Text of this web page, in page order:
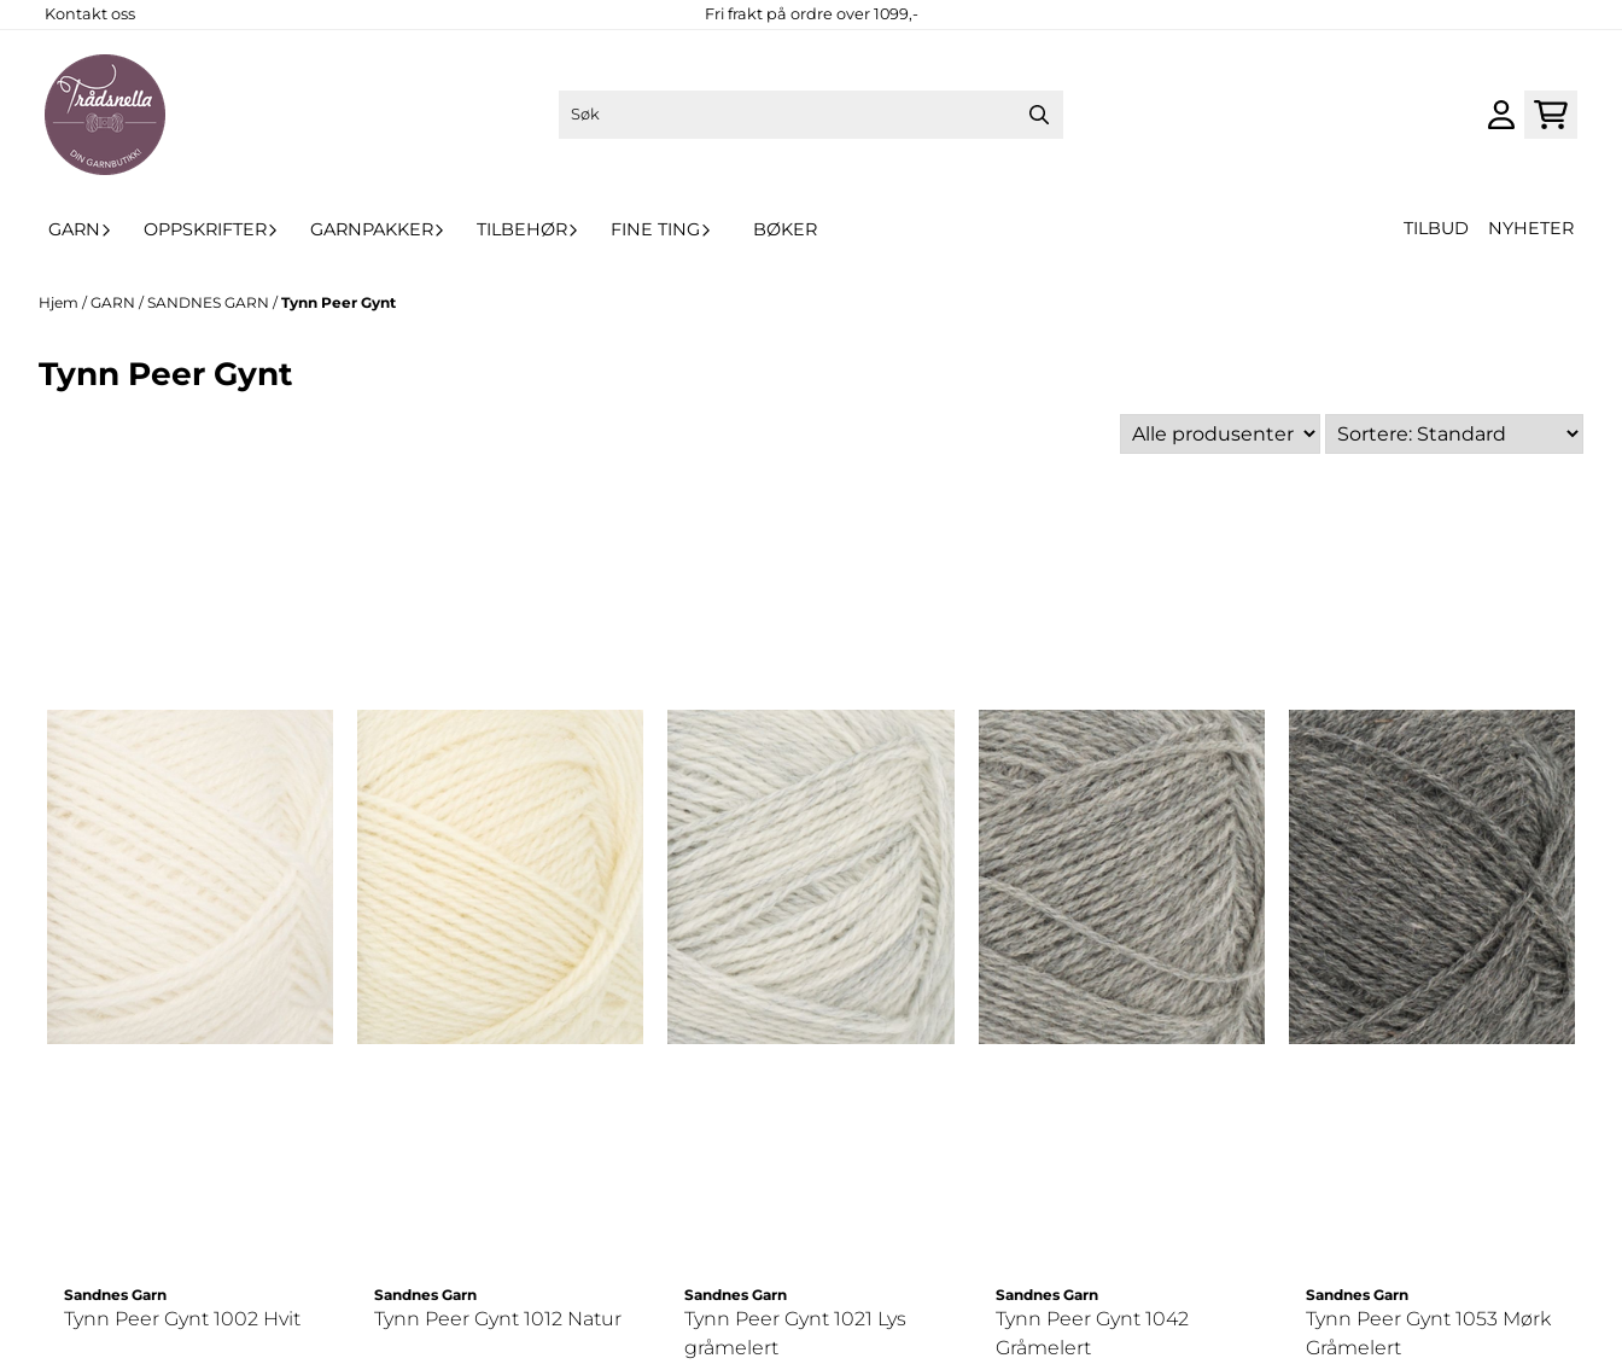
Hopp til innhold
Kontakt oss Fri frakt på ordre over 1099,-
GARN OPPSKRIFTER GARNPAKKER TILBEHØR FINE TING BØKER TILBUD NYHETER
Hjem /GARN /SANDNES GARN /Tynn Peer Gynt
Tynn Peer Gynt
Sandnes Garn
Tynn Peer Gynt 1002 Hvit
Sandnes Garn
Tynn Peer Gynt 1012 Natur
Sandnes Garn
Tynn Peer Gynt 1021 Lys
gråmelert
Sandnes Garn
Tynn Peer Gynt 1042
Gråmelert
Sandnes Garn
Tynn Peer Gynt 1053 Mørk
Gråmelert